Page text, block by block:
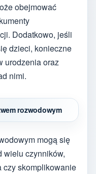
obejmować
Dodatkowo, jeśli
dzieci, konieczne
urodzenia oraz
nimi.
rozwodowym
mogą się
wielu czynników,
czy skomplikowanie